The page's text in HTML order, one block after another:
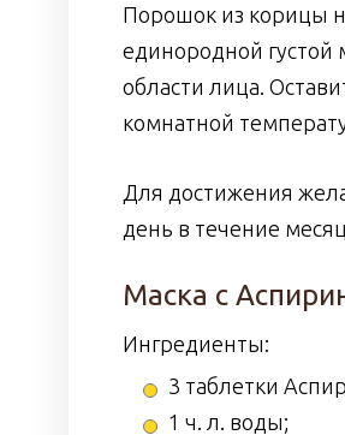
Порошок из корицы
единородной
области лица.
комнатной
Для достижения
день в течение
Маска с
Ингредиенты:
3 таблетки
1 ч. л. воды;